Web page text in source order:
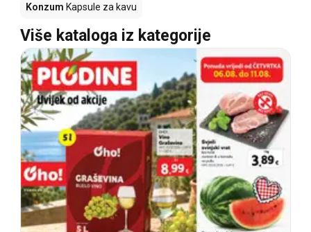
Konzum Kapsule za kavu
Više kataloga iz kategorije